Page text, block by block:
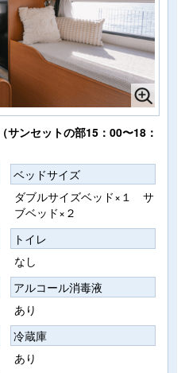
サンセットの部15：00〜18：
ベッドサイズ
ダブルサイズベッド×１ サ
ブベッド×２
トイレ
なし
アルコール消毒液
あり
冷蔵庫
あり